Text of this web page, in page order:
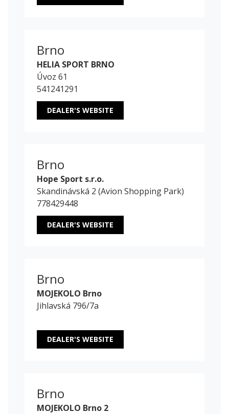
Brno
HELIA SPORT BRNO
Úvoz 61
541241291
DEALER'S WEBSITE
Brno
Hope Sport s.r.o.
Skandinávská 2 (Avion Shopping Park)
778429448
DEALER'S WEBSITE
Brno
MOJEKOLO Brno
Jihlavská 796/7a
DEALER'S WEBSITE
Brno
MOJEKOLO Brno 2